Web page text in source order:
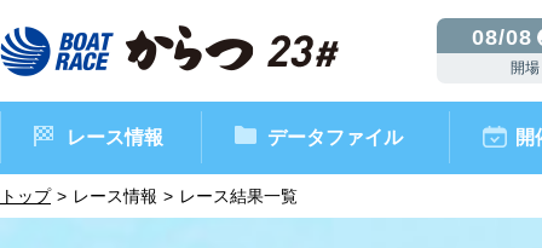
08/08
開場
レース情報 データファイル 開
トップ レース情報 レース結果一覧